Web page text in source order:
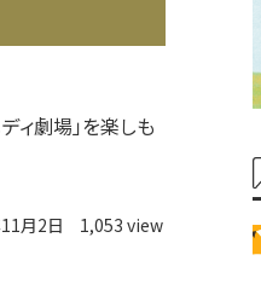
ィ劇場」を楽しも
月2日 1,053 view